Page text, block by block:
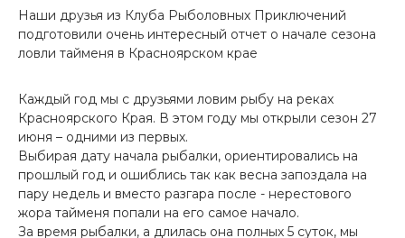
Наши друзья из Клуба Рыболовных Приключений
подготовили очень интересный отчет о начале сезона
ловли тайменя в Красноярском крае
Каждый год мы с друзьями ловим рыбу на реках
Красноярского Края. В этом году мы открыли сезон 27
июня – одними из первых.
Выбирая дату начала рыбалки, ориентировались на
прошлый год и ошиблись так как весна запоздала на
пару недель и вместо разгара после - нерестового
жора тайменя попали на его самое начало.
За время рыбалки, а длилась она полных 5 суток, мы